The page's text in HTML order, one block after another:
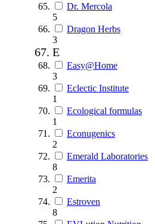
Dr. Mercola
5
Dragon Herbs
3
E
Easy@Home
3
Eclectic Institute
1
Ecological formulas
1
Econugenics
2
Emerald Laboratories
8
Emerita
2
Estroven
8